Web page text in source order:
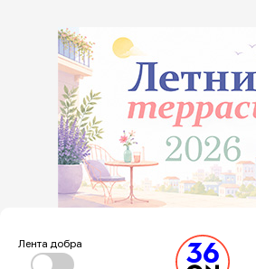
Лента добра